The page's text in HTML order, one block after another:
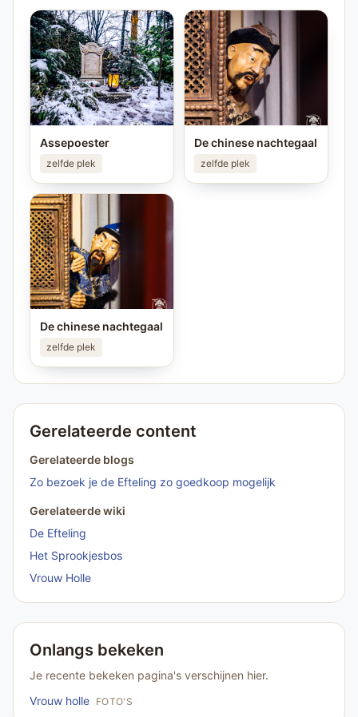
Assepoester
zelfde plek
De chinese nachtegaal
zelfde plek
De chinese nachtegaal
zelfde plek
Gerelateerde content
Gerelateerde blogs
Zo bezoek je de Efteling zo goedkoop mogelijk
Gerelateerde wiki
De Efteling
Het Sprookjesbos
Vrouw Holle
Onlangs bekeken
Je recente bekeken pagina's verschijnen hier.
Vrouw holle FOTO'S